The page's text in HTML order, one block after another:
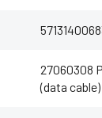
27060308
(data cable)